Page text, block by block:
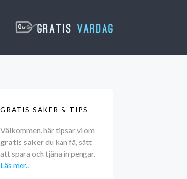
GRATIS SAKER & TIPS
Välkommen, här tipsar vi om
gratis saker du kan få, sätt
att spara och tjäna in pengar.
Läs mer..